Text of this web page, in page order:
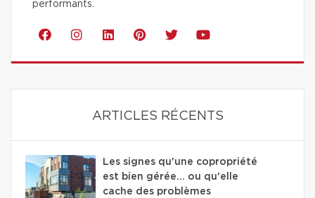
performants.
ARTICLES RÉCENTS
Les signes qu'une copropriété
est bien gérée… ou qu'elle
cache des problèmes